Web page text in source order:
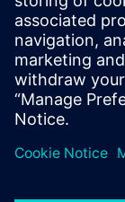
Personalised
If you require a
example for your
link below. You
after this a
Provide